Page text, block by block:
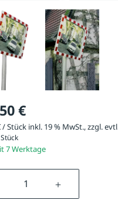
€
/ Stück inkl. 19 % MwSt., zzgl.
7 Werktage
Anzahl: Gib